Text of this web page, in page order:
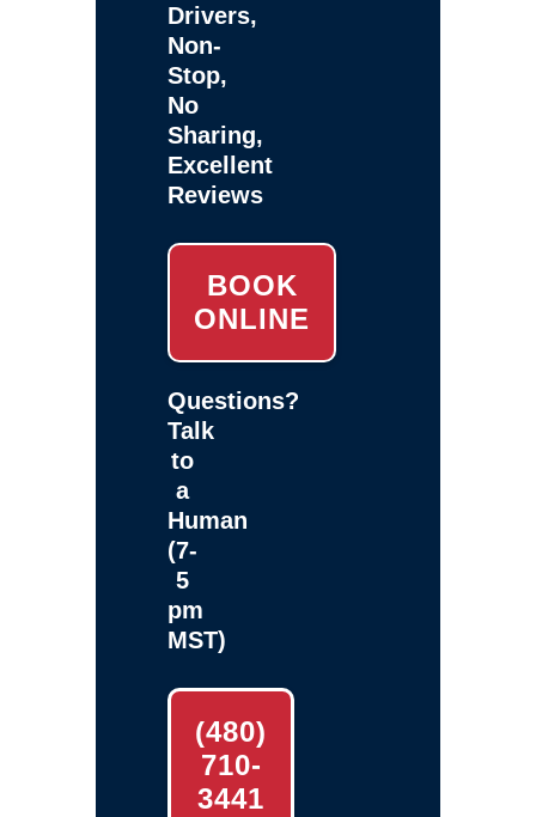
Drivers,
Non-
Stop,
No
Sharing,
Excellent
Reviews
BOOK
ONLINE
Questions?
Talk
to
a
Human
(7-
5
pm
MST)
(480)
710-
3441